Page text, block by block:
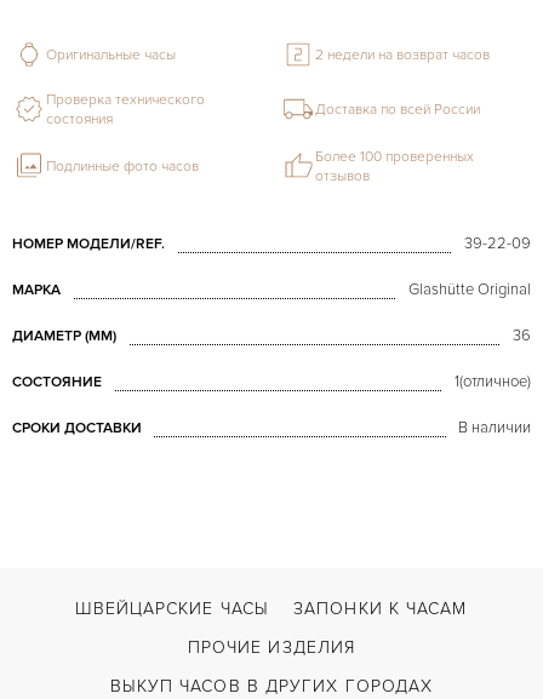
НОМЕР МОДЕЛИ/REF. 39-22-09
МАРКА Glashütte Original
ДИАМЕТР (MM) 36
СОСТОЯНИЕ 1(отличное)
СРОКИ ДОСТАВКИ В наличии
Оригинальные часы 2 недели на возврат часов
Проверка технического
состояния
Доставка по всей России
Подлинные фото часов
Более 100 проверенных
отзывов
ШВЕЙЦАРСКИЕ ЧАСЫ
ЗАПОНКИ К ЧАСАМ
ПРОЧИЕ ИЗДЕЛИЯ
ВЫКУП ЧАСОВ В ДРУГИХ ГОРОДАХ